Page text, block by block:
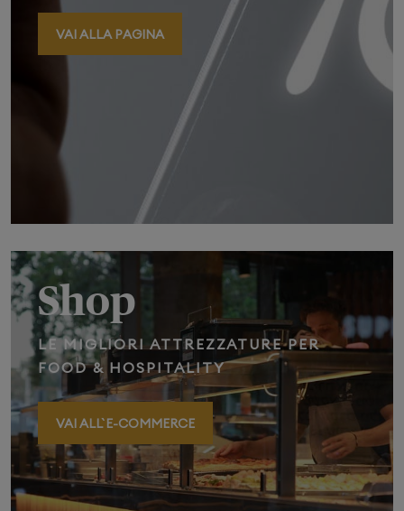
VAI ALLA PAGINA
Shop
LE MIGLIORI ATTREZZATURE PER
FOOD & HOSPITALITY
VAI ALL` E-COMMERCE